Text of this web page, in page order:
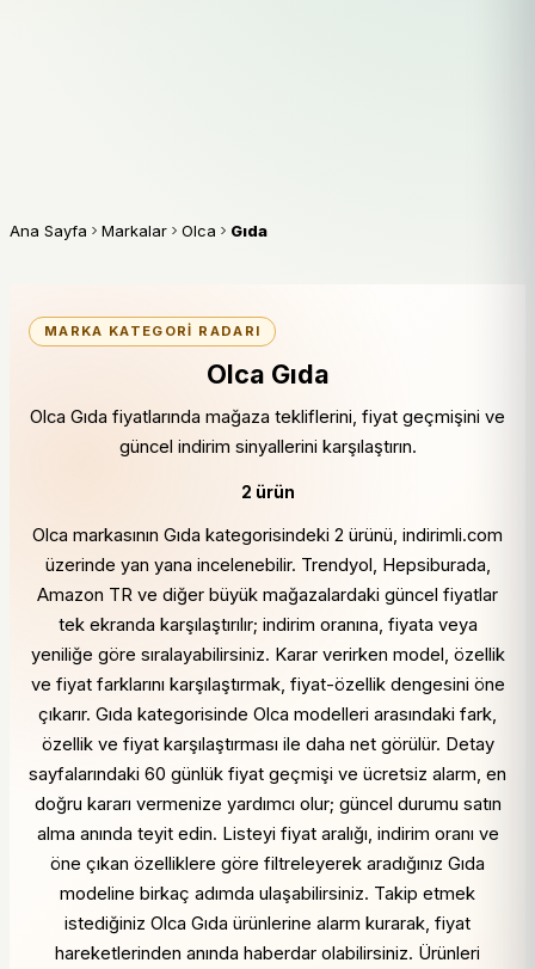
Ana Sayfa Markalar Olca Gıda
MARKA KATEGORI RADARI
Olca Gıda
Olca Gıda fiyatlarında mağaza tekliflerini, fiyat geçmişini ve
güncel indirim sinyallerini karşılaştırın.
2 ürün
Olca markasının Gıda kategorisindeki 2 ürünü, indirimli.com
üzerinde yan yana incelenebilir. Trendyol, Hepsiburada,
Amazon TR ve diğer büyük mağazalardaki güncel fiyatlar
tek ekranda karşılaştırılır; indirim oranına, fiyata veya
yeniliğe göre sıralayabilirsiniz. Karar verirken model, özellik
ve fiyat farklarını karşılaştırmak, fiyat-özellik dengesini öne
çıkarır. Gıda kategorisinde Olca modelleri arasındaki fark,
özellik ve fiyat karşılaştırması ile daha net görülür. Detay
sayfalarındaki 60 günlük fiyat geçmişi ve ücretsiz alarm, en
doğru kararı vermenize yardımcı olur; güncel durumu satın
alma anında teyit edin. Listeyi fiyat aralığı, indirim oranı ve
öne çıkan özelliklere göre filtreleyerek aradığınız Gıda
modeline birkaç adımda ulaşabilirsiniz. Takip etmek
istediğiniz Olca Gıda ürünlerine alarm kurarak, fiyat
hareketlerinden anında haberdar olabilirsiniz. Ürünleri